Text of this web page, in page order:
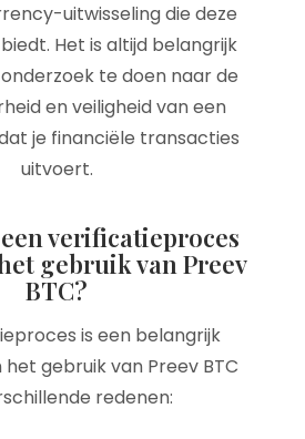
uitwisseling die deze
Het is altijd belangrijk
te doen naar de
en veiligheid van een
je financiële transacties
uitvoert.
verificatieproces
gebruik van Preev
BTC?
is een belangrijk
gebruik van Preev BTC
redenen: